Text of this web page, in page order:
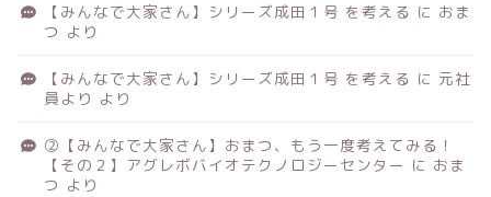
【みんなで大家さん】シリーズ成田１号 を考える に おま
つ より
【みんなで大家さん】シリーズ成田１号 を考える に 元社
員より より
②【みんなで大家さん】おまつ、もう一度考えてみる！
【その２】アグレボバイオテクノロジーセンター に おま
つ より